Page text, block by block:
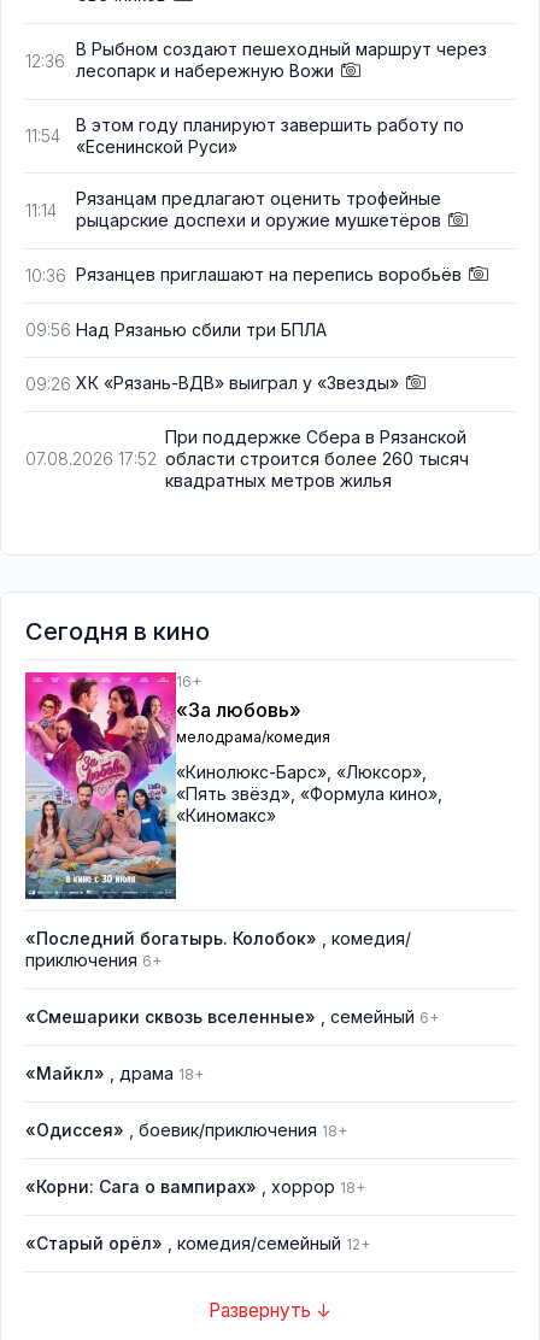
12:36
В Рыбном создают пешеходный маршрут через
лесопарк и набережную Вожи
11:54
В этом году планируют завершить работу по
«Есенинской Руси»
11:14
Рязанцам предлагают оценить трофейные
рыцарские доспехи и оружие мушкетёров
10:36 Рязанцев приглашают на перепись воробьёв
09:56 Над Рязанью сбили три БПЛА
09:26 ХК «Рязань-ВДВ» выиграл у «Звезды»
07.08.2026 17:52
При поддержке Сбера в Рязанской
области строится более 260 тысяч
квадратных метров жилья
Сегодня в кино
16+
«За любовь»
мелодрама/комедия
«Кинолюкс-Барс», «Люксор»,
«Пять звёзд», «Формула кино»,
«Киномакс»
«Последний богатырь. Колобок»
, комедия/
приключения 6+
«Смешарики сквозь вселенные» , семейный 6+
«Майкл» , драма 18+
«Одиссея» , боевик/приключения 18+
«Корни: Сага о вампирах» , хоррор 18+
«Старый орёл» , комедия/семейный 12+
Развернуть ↓